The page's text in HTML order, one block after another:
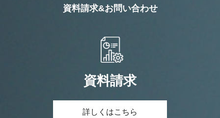
資料請求&お問い合わせ
資料請求
詳しくはこちら